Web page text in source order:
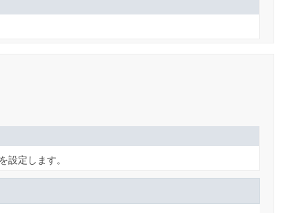
設定します。